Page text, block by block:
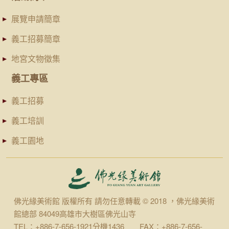
展覽申請簡章
義工招募簡章
地宮文物徵集
義工專區
義工招募
義工培訓
義工園地
佛光緣美術館 版權所有 請勿任意轉載 © 2018 ，佛光緣美術
館總部 84049高雄市大樹區佛光山寺
TEL：+886-7-656-1921分機1436 FAX：+886-7-656-